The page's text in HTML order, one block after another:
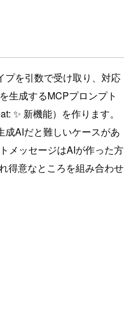
プを引数で受け取り、対応
生成するMCPプロンプト
✨ 新機能）を作ります。
AIだと難しいケースがあ
メッセージはAIが作った方
得意なところを組み合わせ